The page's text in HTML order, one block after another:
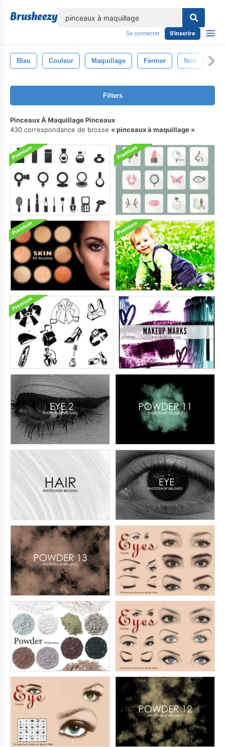
Se connecter S'inscrire
Bleu Couleur Maquillage Fermer Noir
Filters
Pinceaux À Maquillage Pinceaux
430 correspondance de brosse
pinceaux à maquillage